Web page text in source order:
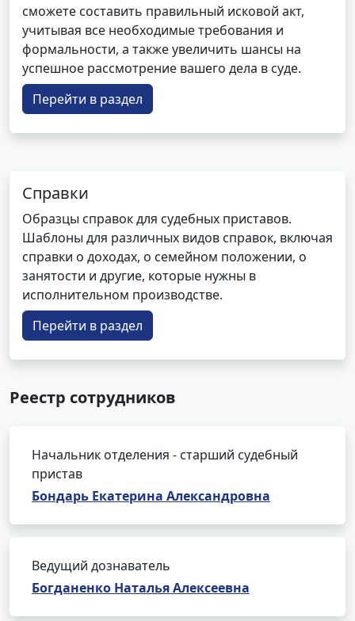
сможете составить правильный исковой акт,
учитывая все необходимые требования и
формальности, а также увеличить шансы на
успешное рассмотрение вашего дела в суде.
Перейти в раздел
Справки
Образцы справок для судебных приставов.
Шаблоны для различных видов справок, включая
справки о доходах, о семейном положении, о
занятости и другие, которые нужны в
исполнительном производстве.
Перейти в раздел
Реестр сотрудников
Начальник отделения - старший судебный
пристав
Бондарь Екатерина Александровна
Ведущий дознаватель
Богданенко Наталья Алексеевна